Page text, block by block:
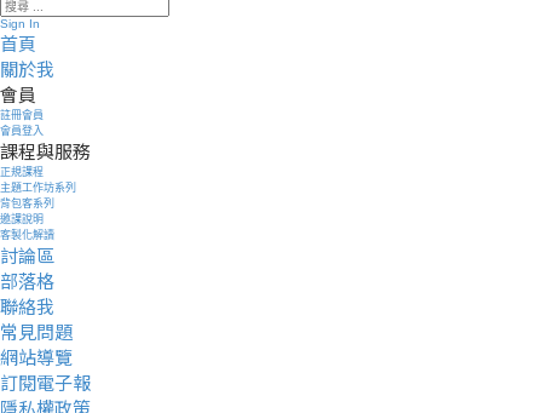
Sign In
首頁
關於我
會員
註冊會員
會員登入
課程與服務
正規課程
主題工作坊系列
背包客系列
邀課說明
客製化解讀
討論區
部落格
聯絡我
常見問題
網站導覽
訂閱電子報
隱私權政策